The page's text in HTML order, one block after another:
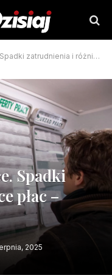
i różnice płac – Biznes Wprost
Spadki
płac –
2025